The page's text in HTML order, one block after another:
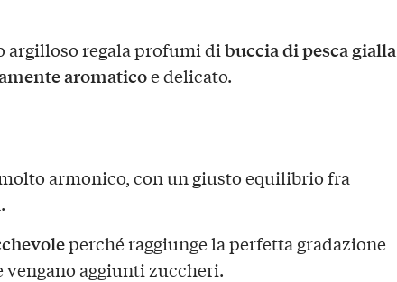
argilloso regala profumi dibuccia di pesca gialla
aromaticoe delicato.
armonico, con un giusto equilibrio fra
.
perché raggiunge la perfetta gradazione
vengano aggiunti zuccheri.